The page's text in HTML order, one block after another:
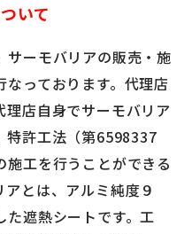
いて
サーモバリアの販売・施
っております。代理店
理店自身でサーモバリア
特許工法（第6598337
工を行うことができる
とは、アルミ純度９
た遮熱シートです。工